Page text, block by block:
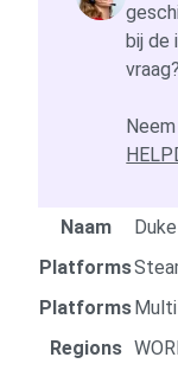
bij de
vraag?
Naam
Platforms
Platforms
Regions